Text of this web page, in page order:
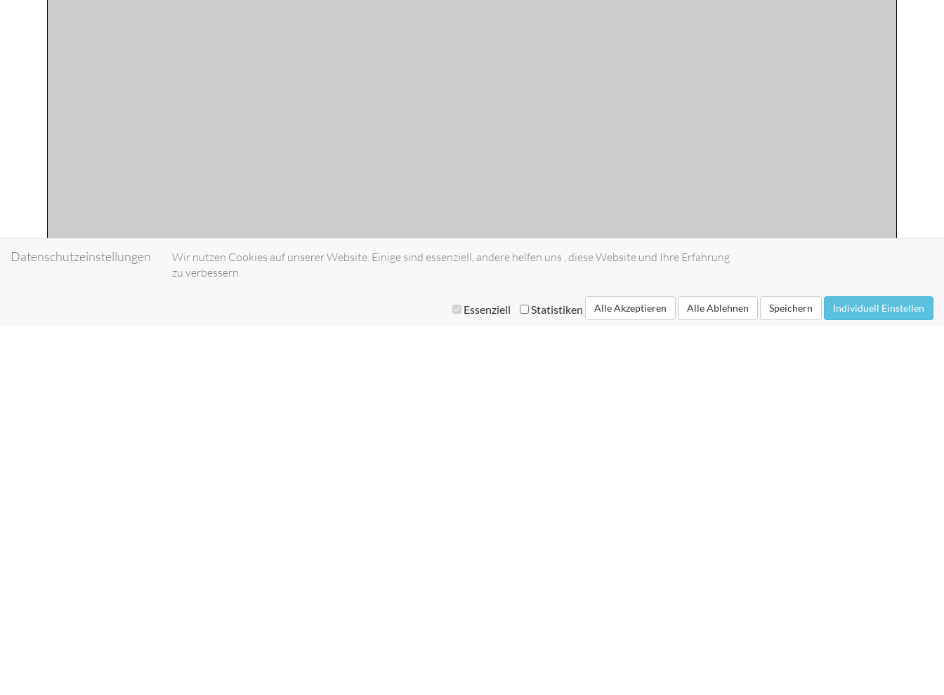
Datenschutzeinstellungen
Wir nutzen Cookies auf unserer Website. Einige sind essenziell, andere helfen uns , diese Website und Ihre Erfahrung
zu verbessern.
Essenziell Statistiken Alle Akzeptieren Alle Ablehnen Speichern Individuell Einstellen